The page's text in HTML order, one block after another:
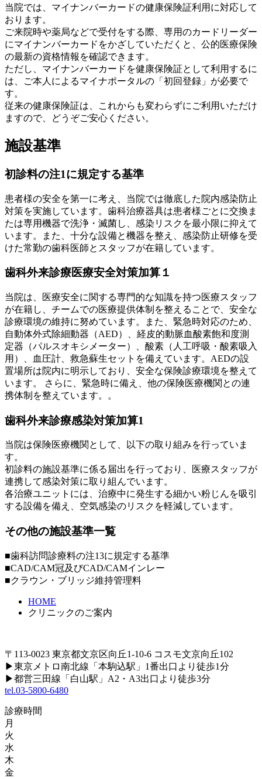
当院では、マイナンバーカードの健康保険証利用に対応して
おります。
ご来院時や薬局などで受付をする際、専用のカードリーダー
にマイナンバーカードをかざしていただくと、公的医療保険
の最新の資格情報を確認できます。
ただし、マイナンバーカードを健康保険証として利用するに
は、ご本人によるマイナポータルの「初回登録」が必要で
す。
従来の健康保険証は、これからも変わらずにご利用いただけ
ますので、どうぞご安心ください。
施設基準
初診料の注1に規定する基準
患者様の安全を第一に考え、当院では徹底した院内感染防止
対策を実施しています。歯科治療器具は患者様ごとに交換ま
たは専用機器で洗浄・滅菌し、感染リスクを最小限に抑えて
います。また、十分な設備と機器を整え、感染防止研修を受
けた常勤の歯科医師とスタッフが在籍しています。
歯科外来診療医療安全対策加算１
当院は、医療安全に関する専門的な知識を持つ医療スタッフ
が在籍し、チームでの医療提供体制を整えることで、安全な
診療環境の維持に努めています。また、緊急時対応のため、
自動体外式除細動器（AED）、経皮的動脈血酸素飽和度測
定器（パルスオキシメーター）、酸素（人工呼吸・酸素吸入
用）、血圧計、救急蘇生セットを備えています。AEDの設
置場所は院内に明示しており、安全な保険診療環境を整えて
います。 さらに、緊急時に備え、他の保険医療機関との連
携体制を整えています。。
歯科外来診療感染対策加算1
当院は保険医療機関として、以下の取り組みを行っていま
す。
初診料の施設基準に係る届出を行っており、医療スタッフが
連携して感染対策に取り組んでいます。
各治療ユニットには、治療中に発生する細かい粉じんを吸引
する設備を備え、空気感染のリスクを軽減しています。
その他の施設基準一覧
■歯科訪問診療料の注13に規定する基準
■CAD/CAM冠及びCAD/CAMインレー
■クラウン・ブリッジ維持管理料
HOME
クリニックのご案内
〒113-0023 東京都文京区向丘1-10-6 コスモ文京向丘102
▶東京メトロ南北線「本駒込駅」1番出口より徒歩1分
▶都営三田線「白山駅」A2・A3出口より徒歩3分
tel.03-5800-6480
診療時間
月
火
水
木
金